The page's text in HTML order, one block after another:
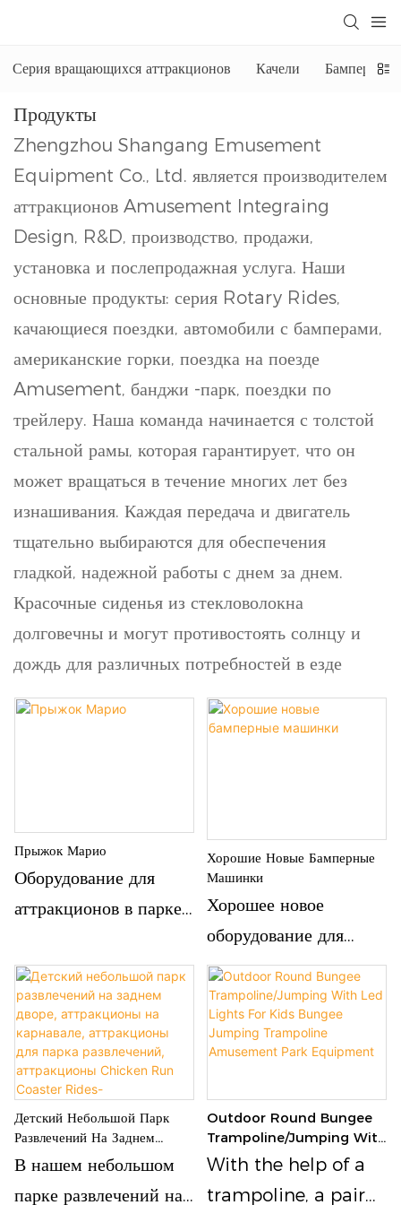
Серия вращающихся аттракционов Качели Бамперные
Продукты
Zhengzhou Shangang Emusement
Equipment Co., Ltd. является производителем
аттракционов Amusement Integraing
Design, R&D, производство, продажи,
установка и послепродажная услуга. Наши
основные продукты: серия Rotary Rides,
качающиеся поездки, автомобили с бамперами,
американские горки, поездка на поезде
Amusement, банджи -парк, поездки по
трейлеру. Наша команда начинается с толстой
стальной рамы, которая гарантирует, что он
может вращаться в течение многих лет без
изнашивания. Каждая передача и двигатель
тщательно выбираются для обеспечения
гладкой, надежной работы с днем ​​за днем.
Красочные сиденья из стекловолокна
долговечны и могут противостоять солнцу и
дождь для различных потребностей в езде
Прыжок Марио
Оборудование для
аттракционов в парке
JUMP - это
потрясающая игровая
поездка для детей и
всей семьи, сиденья
могут прыгать и в то
же время могут
поворачиваться, очень
Хорошие Новые Бамперные
Машинки
Хорошее новое
оборудование для
парка развлечений,
бамперные машинки с
красивыми огнями
Детский Небольшой Парк
Развлечений На Заднем
Дворе, Аттракционы На
Карнавале, Аттракционы Для
Парка Развлечений,
В нашем небольшом
парке развлечений на
Outdoor Round Bungee
Trampoline/Jumping With
Led Lights For Kids
Bungee Jumping
Trampoline Amusement
With the help of a
trampoline, a pair